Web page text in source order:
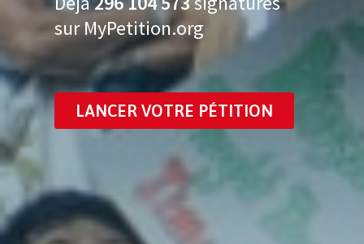
sur MyPetition.org
LANCER VOTRE PÉTITION